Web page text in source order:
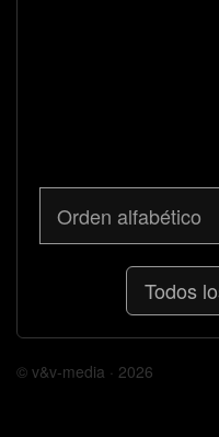
Orden alfabético
Todos
© v&v-media · 2026